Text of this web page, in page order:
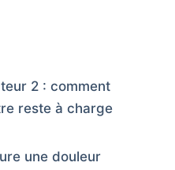
2 : comment
reste à charge
une douleur